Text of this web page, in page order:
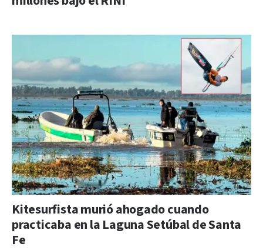
Kitesurfista murió ahogado cuando
practicaba en la Laguna Setúbal de Santa
Fe